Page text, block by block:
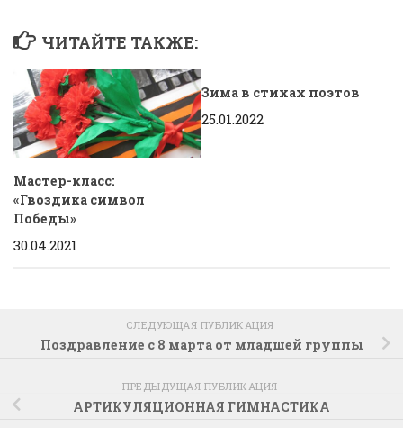
ЧИТАЙТЕ ТАКЖЕ:
Мастер-класс:
«Гвоздика символ
Победы»
30.04.2021
Зима в стихах поэтов
25.01.2022
СЛЕДУЮЩАЯ ПУБЛИКАЦИЯ
Поздравление с 8 марта от младшей группы
ПРЕДЫДУЩАЯ ПУБЛИКАЦИЯ
АРТИКУЛЯЦИОННАЯ ГИМНАСТИКА